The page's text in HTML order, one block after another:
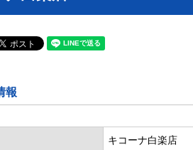
報
キコーナ白楽店